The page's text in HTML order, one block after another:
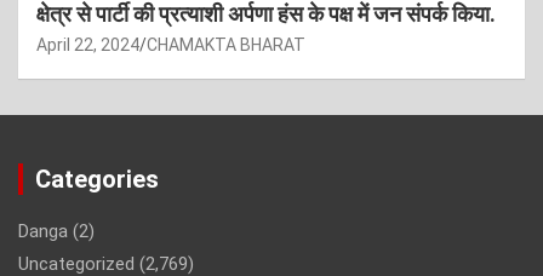
क्षेत्र से पार्टी की प्रत्याशी अर्पणा हंस के पक्ष में जन संपर्क किया.
April 22, 2024 CHAMAKTA BHARAT
Categories
Danga (2)
Uncategorized (2,769)